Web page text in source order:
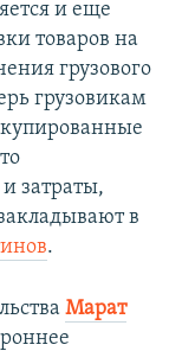
и еще
товаров на
грузового
грузовикам
затраты,
в
.
Марат